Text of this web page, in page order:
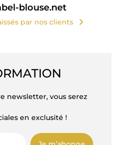
blouse.net
par nos clients chevron_right
newsletter, vous serez
en exclusité !